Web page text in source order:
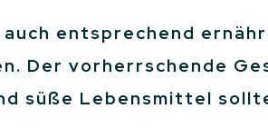
entsprechend
Der vorherrschende
süße Lebensmittel